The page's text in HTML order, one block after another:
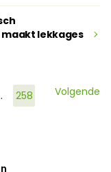
lekkages
258 Volgende